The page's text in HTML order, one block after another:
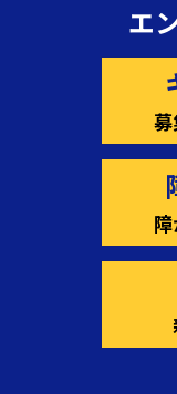
エ